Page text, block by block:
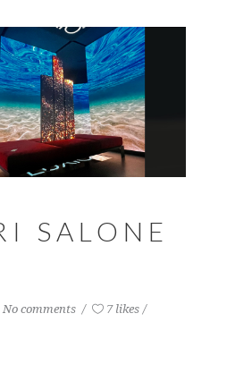
SALONE
No comments
7 likes